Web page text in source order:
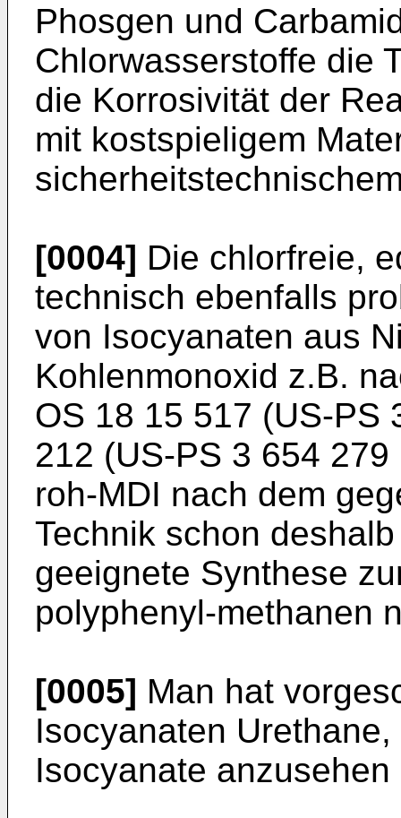
Phosgen und
Chlorwasserstoffe die
die Korrosivität der
mit kostspieligem
[0004] Die chlorfreie,
technisch ebenfalls
von Isocyanaten aus
Kohlenmonoxid z.B.
OS 18 15 517 (US-PS
212 (US-PS 3 654
roh-MDI nach dem
Technik schon
geeignete Synthese
polyphenyl-methanen
[0005] Man hat
Isocyanaten
Isocyanate